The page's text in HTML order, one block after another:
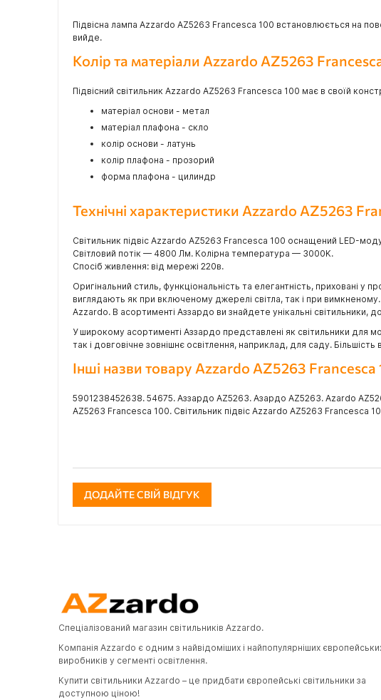
Підвісна лампа Azzardo AZ5263 Francesca 100 встановлюється на
вийде.
Колір та матеріали Azzardo AZ5263
Підвісний світильник Azzardo AZ5263 Francesca 100 має в своїй
матеріал основи - метал
матеріал плафона - скло
колір основи - латунь
колір плафона - прозорий
форма плафона - цилиндр
Технічні характеристики Azzardo AZ5263
Світильник підвіс Azzardo AZ5263 Francesca 100 оснащений LED-
Світловий потік — 4800 Лм. Колірна температура — 3000K.
Спосіб живлення: від мережі 220в.
Оригінальний стиль, функціональність та елегантність, приховані
виглядають як при включеному джерелі світла, так і при
Azzardo. В асортименті Аззардо ви знайдете унікальні світильники,
У широкому асортименті Аззардо представлені як світильники для
так і довговічне зовнішнє освітлення, наприклад, для саду.
Інші назви товару Azzardo AZ5263 Francesca
5901238452638. 54675. Аззардо AZ5263. Азардо AZ5263. Azardo
AZ5263 Francesca 100. Світильник підвіс Azzardo AZ5263 Francesca
ДОДАЙТЕ СВІЙ ВІДГУК
Спеціалізований магазин світильників Azzardo.
Компанія Azzardo є одним з найвідоміших і найпопулярніших
виробників у сегменті освітлення.
Купити світильники Azzardo – це придбати європейські світильники за
доступною ціною!